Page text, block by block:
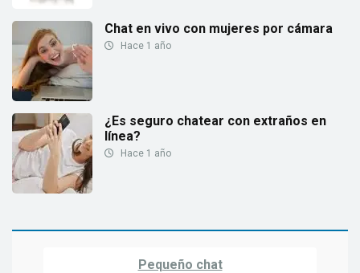
Chat en vivo con mujeres por cámara
Hace 1 año
¿Es seguro chatear con extraños en
línea?
Hace 1 año
Pequeño chat